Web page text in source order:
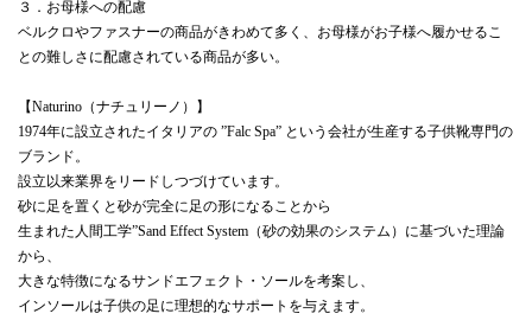
３．お母様への配慮
ベルクロやファスナーの商品がきわめて多く、お母様がお子様へ履かせるこ
との難しさに配慮されている商品が多い。
【Naturino（ナチュリーノ）】
1974年に設立されたイタリアの ”Falc Spa” という会社が生産する子供靴専門の
ブランド。
設立以来業界をリードしつづけています。
砂に足を置くと砂が完全に足の形になることから
生まれた人間工学”Sand Effect System（砂の効果のシステム）に基づいた理論
から、
大きな特徴になるサンドエフェクト・ソールを考案し、
インソールは子供の足に理想的なサポートを与えます。